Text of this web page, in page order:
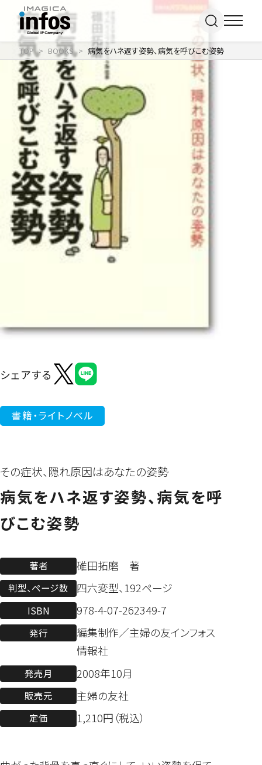
IP / MEDIA
事業紹介 TOP
出版事業
ライトアニメ事業
メディア事業
イベント事業／
配信事業
アパレル事業
COMPANY
会社情報 TOP
企業理念
会社概要
アクセス
沿革
RECRUIT
採用情報 TOP
新卒採用
中途・
アルバイト採用
よくあるご質問
ONLINE SHOP
TOP BOOKS 病気をハネ返す姿勢、病気を呼びこむ姿勢
シェアする
書籍・ライトノベル
その症状、隠れ原因はあなたの姿勢
病気をハネ返す姿勢、病気を呼
びこむ姿勢
著者 碓田拓磨 著
判型、ページ数 四六変型、192ページ
ISBN 978-4-07-262349-7
発行
編集制作／主婦の友インフォス
情報社
発売月 2008年10月
販売元 主婦の友社
定価 1,210円（税込）